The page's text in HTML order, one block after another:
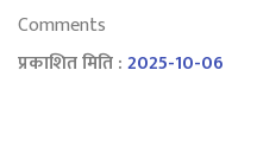
Comments
प्रकाशित मिति :2025-10-06